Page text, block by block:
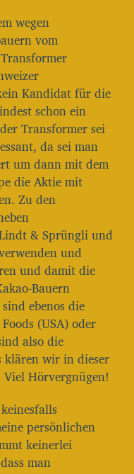
wegen
vom
Kandidat für die
schon ein
Transformer sei
da sei man
um dann mit dem
die Aktie mit
Zu den
& Sprüngli und
und
und damit die
Bauern
ebenos die
(USA) oder
also die
klären wir in dieser
Viel Hörvergnügen!
persönlichen
keinerlei
man